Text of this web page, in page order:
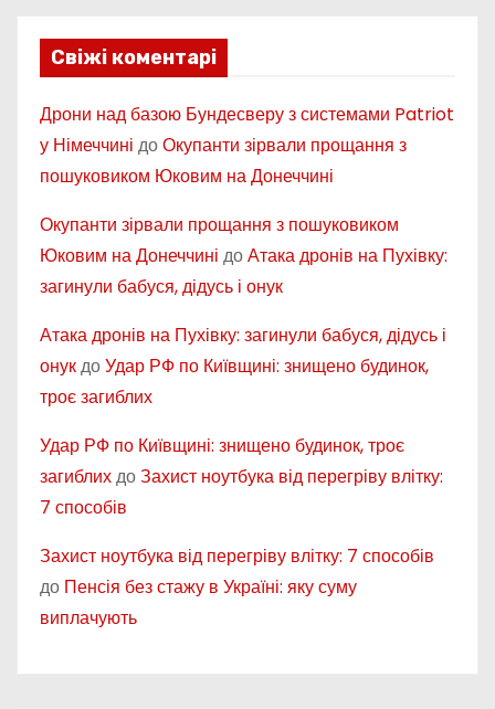
Свіжі коментарі
Дрони над базою Бундесверу з системами Patriot
у Німеччині доОкупанти зірвали прощання з
пошуковиком Юковим на Донеччині
Окупанти зірвали прощання з пошуковиком
Юковим на Донеччині доАтака дронів на Пухівку:
загинули бабуся, дідусь і онук
Атака дронів на Пухівку: загинули бабуся, дідусь і
онукдоУдар РФ по Київщині: знищено будинок,
троє загиблих
Удар РФ по Київщині: знищено будинок, троє
загиблихдоЗахист ноутбука від перегріву влітку:
7 способів
Захист ноутбука від перегріву влітку: 7 способів
до Пенсія без стажу в Україні: яку суму
виплачують